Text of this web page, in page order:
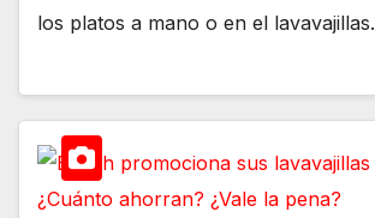
los platos a mano o en el lavavajillas.